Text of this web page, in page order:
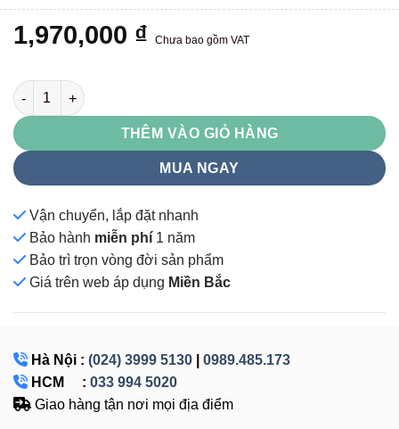
wishlist
1,970,000 ₫ Chưa bao gồm VAT
SB62 số lượng
THÊM VÀO GIỎ HÀNG
MUA NGAY
Vận chuyển, lắp đặt nhanh
Bảo hành miễn phí 1 năm
Bảo trì trọn vòng đời sản phẩm
Giá trên web áp dụng Miền Bắc
Hà Nội : (024) 3999 5130
0989.485.173
HCM : 033 994 5020
Giao hàng tận nơi mọi địa điểm